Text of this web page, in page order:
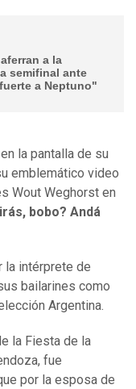
a la
semifinal ante
a Neptuno"
la pantalla de su
emblemático video
Wout Weghorst en
bobo? Andá
la intérprete de
bailarines como
Argentina.
la Fiesta de la
fue
por la esposa de